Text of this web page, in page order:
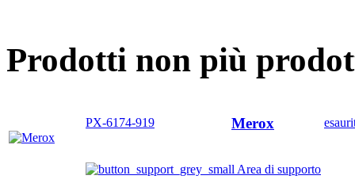
Prodotti non più
PX-6174-919 Merox
Area di supporto